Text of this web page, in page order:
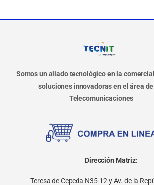
Somos un aliado tecnológico en la
soluciones innovadoras en el área
Telecomunicaciones
Dirección Matriz:
Teresa de Cepeda N35-12 y Av. de la